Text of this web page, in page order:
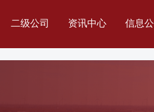
二级公司 资讯中心
银宝要闻
信息
集团